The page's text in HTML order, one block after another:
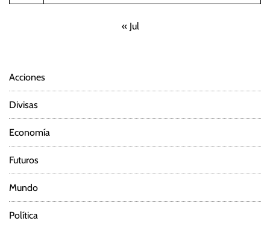
« Jul
Acciones
Divisas
Economía
Futuros
Mundo
Política